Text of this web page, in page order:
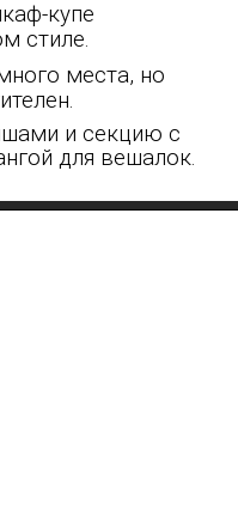
купе
стиле.
места, но
и секцию с
для вешалок.